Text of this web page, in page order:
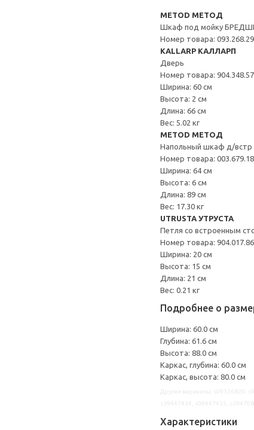
METOD МЕТОД
Шкаф под мойку
Номер товара: 093.268.29
KALLARP КАЛЛАРП
Дверь
Номер товара: 904.348.57
Ширина: 60 см
Высота: 2 см
Длина: 66 см
Вес: 5.02 кг
METOD МЕТОД
Напольный шкаф д/встр
Номер товара: 003.679.18
Ширина: 64 см
Высота: 6 см
Длина: 89 см
Вес: 17.30 кг
UTRUSTA УТРУСТА
Петля со встроенным
Номер товара: 904.017.86
Ширина: 20 см
Высота: 15 см
Длина: 21 см
Вес: 0.21 кг
Подробнее о
Ширина: 60.0 см
Глубина: 61.6 см
Высота: 88.0 см
Каркас, глубина: 60.0 см
Каркас, высота: 80.0 см
Характеристики